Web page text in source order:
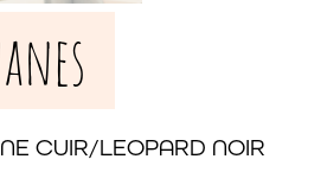
CUIR/LEOPARD NOIR